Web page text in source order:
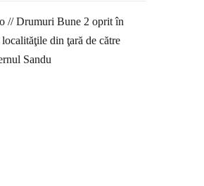
// Drumuri Bune 2 oprit în
localităţile din ţară de către
Sandu